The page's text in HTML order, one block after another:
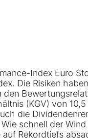
Index Euro
Die Risiken
(KGV) von
die
schnell der
Rekordtiefs